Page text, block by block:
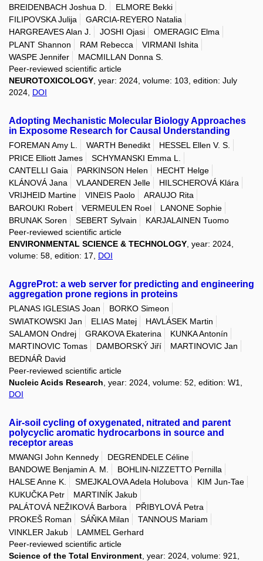
BREIDENBACH Joshua D.
ELMORE Bekki
FILIPOVSKA Julija
GARCIA-REYERO Natalia
HARGREAVES Alan J.
JOSHI Ojasi
OMERAGIC Elma
PLANT Shannon
RAM Rebecca
VIRMANI Ishita
WASPE Jennifer
MACMILLAN Donna S.
Peer-reviewed scientific article
NEUROTOXICOLOGY , year: 2024, volume: 103, edition: July
2024, DOI
Adopting Mechanistic Molecular Biology Approaches
in Exposome Research for Causal Understanding
FOREMAN Amy L. WARTH Benedikt
HESSEL Ellen V. S.
PRICE Elliott James
SCHYMANSKI Emma L.
CANTELLI Gaia
PARKINSON Helen
HECHT Helge
KLÁNOVÁ Jana
VLAANDEREN Jelle
HILSCHEROVÁ Klára
VRIJHEID Martine
VINEIS Paolo
ARAUJO Rita
BAROUKI Robert
VERMEULEN Roel
LANONE Sophie
BRUNAK Soren
SEBERT Sylvain
KARJALAINEN Tuomo
Peer-reviewed scientific article
ENVIRONMENTAL SCIENCE & TECHNOLOGY , year: 2024,
volume: 58, edition: 17, DOI
AggreProt: a web server for predicting and engineering
aggregation prone regions in proteins
PLANAS IGLESIAS Joan
BORKO Simeon
SWIATKOWSKI Jan
ELIAS Matej
HAVLÁSEK Martin
SALAMON Ondrej
GRAKOVA Ekaterina
KUNKA Antonín
MARTINOVIC Tomas
DAMBORSKÝ Jiří
MARTINOVIC Jan
BEDNÁŘ David
Peer-reviewed scientific article
Nucleic Acids Research , year: 2024, volume: 52, edition: W1,
DOI
Air-soil cycling of oxygenated, nitrated and parent
polycyclic aromatic hydrocarbons in source and
receptor areas
MWANGI John Kennedy
DEGRENDELE Céline
BANDOWE Benjamin A. M.
BOHLIN-NIZZETTO Pernilla
HALSE Anne K.
SMEJKALOVA Adela Holubova
KIM Jun-Tae
KUKUČKA Petr
MARTINÍK Jakub
PALÁTOVÁ NEŽIKOVÁ Barbora
PŘIBYLOVÁ Petra
PROKEŠ Roman
SÁŇKA Milan
TANNOUS Mariam
VINKLER Jakub
LAMMEL Gerhard
Peer-reviewed scientific article
Science of the Total Environment , year: 2024, volume: 921,